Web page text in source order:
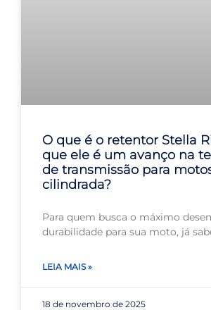
O que é o retentor Stella
que ele é um avanço na
de transmissão para
cilindrada?
Para quem busca o máximo
durabilidade para sua moto, já
LEIA MAIS »
18 de novembro de 2025